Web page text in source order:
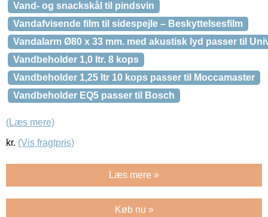
Vand- og snackskål til pindsvin
Vandafvisende film til sidespejle – Beskyttelsesfilm
Vandalarm Ø80 x 33 mm. med akustisk lyd passer til
Vandbeholder 1,0 ltr. 8 kops
Vandbeholder 1,25 ltr 10 kops passer til Moccamaster
Vandbeholder EQ5 passer til Bosch
(Læs mere)
kr. (Vis fragtpris)
Læs mere »
Køb nu »